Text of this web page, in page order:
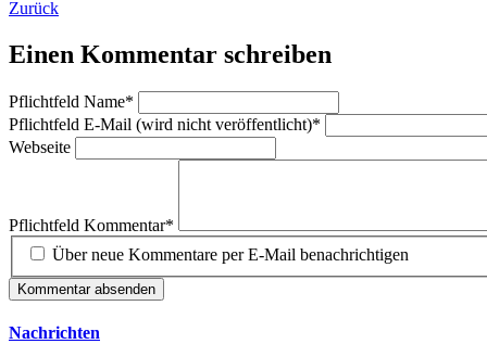
Zurück
Einen Kommentar schreiben
Pflichtfeld Name*
Pflichtfeld E-Mail (wird nicht veröffentlicht)*
Webseite
Pflichtfeld Kommentar*
Über neue Kommentare per E-Mail benachrichtigen
Kommentar absenden
Nachrichten